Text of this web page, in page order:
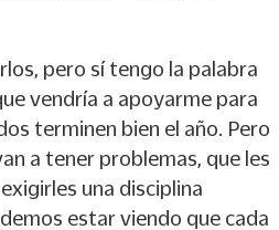
pero sí tengo la palabra
vendría a apoyarme para
terminen bien el año. Pero
a tener problemas, que les
una disciplina
estar viendo que cada